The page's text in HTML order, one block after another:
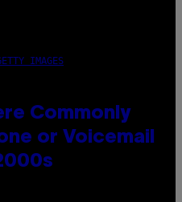
IMAGES
Commonly
or Voicemail